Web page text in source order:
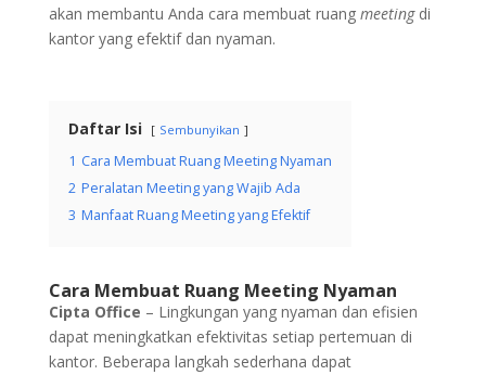
akan membantu Anda cara membuat ruang meetingdi
kantor yang efektif dan nyaman.
Daftar Isi Sembunyikan
1 Cara Membuat Ruang Meeting Nyaman
2 Peralatan Meeting yang Wajib Ada
3 Manfaat Ruang Meeting yang Efektif
Cara Membuat Ruang Meeting Nyaman
Cipta Office – Lingkungan yang nyaman dan efisien
dapat meningkatkan efektivitas setiap pertemuan di
kantor. Beberapa langkah sederhana dapat